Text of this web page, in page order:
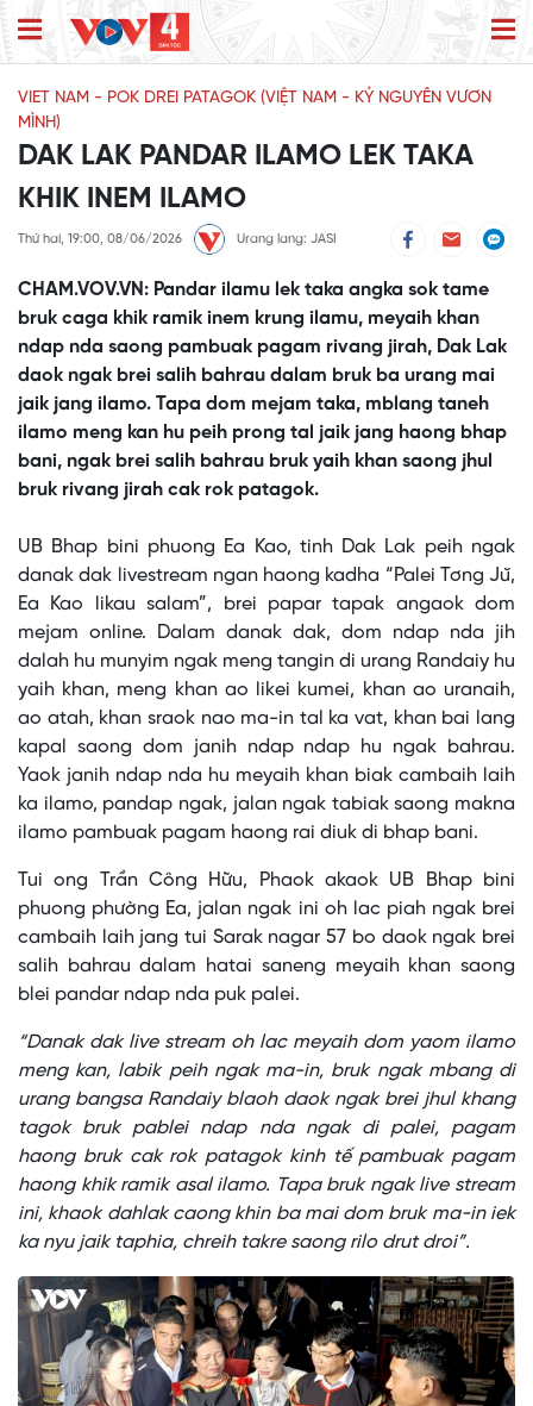
VIET NAM - POK DREI PATAGOK (VIỆT NAM - KỶ NGUYÊN VƯƠN
MÌNH)
DAK LAK PANDAR ILAMO LEK TAKA
KHIK INEM ILAMO
Thứ hai, 19:00, 08/06/2026 Urang lang: JASI
CHAM.VOV.VN: Pandar ilamu lek taka angka sok tame
bruk caga khik ramik inem krung ilamu, meyaih khan
ndap nda saong pambuak pagam rivang jirah, Dak Lak
daok ngak brei salih bahrau dalam bruk ba urang mai
jaik jang ilamo. Tapa dom mejam taka, mblang taneh
ilamo meng kan hu peih prong tal jaik jang haong bhap
bani, ngak brei salih bahrau bruk yaih khan saong jhul
bruk rivang jirah cak rok patagok.
a
modal
No compatible source was found for this media.
UB Bhap bini phuong Ea Kao, tinh Dak Lak peih ngak
danak dak livestream ngan haong kadha “Palei Tơng Jŭ,
Ea Kao likau salam”, brei papar tapak angaok dom
mejam online. Dalam danak dak, dom ndap nda jih
dalah hu munyim ngak meng tangin di urang Randaiy hu
yaih khan, meng khan ao likei kumei, khan ao uranaih,
ao atah, khan sraok nao ma-in tal ka vat, khan bai lang
kapal saong dom janih ndap ndap hu ngak bahrau.
Yaok janih ndap nda hu meyaih khan biak cambaih laih
ka ilamo, pandap ngak, jalan ngak tabiak saong makna
ilamo pambuak pagam haong rai diuk di bhap bani.
Tui ong Trần Công Hữu, Phaok akaok UB Bhap bini
phuong phường Ea, jalan ngak ini oh lac piah ngak brei
cambaih laih jang tui Sarak nagar 57 bo daok ngak brei
salih bahrau dalam hatai saneng meyaih khan saong
blei pandar ndap nda puk palei.
“Danak dak live stream oh lac meyaih dom yaom ilamo
meng kan, labik peih ngak ma-in, bruk ngak mbang di
urang bangsa Randaiy blaoh daok ngak brei jhul khang
tagok bruk pablei ndap nda ngak di palei, pagam
haong bruk cak rok patagok kinh tế pambuak pagam
haong khik ramik asal ilamo. Tapa bruk ngak live stream
ini, khaok dahlak caong khin ba mai dom bruk ma-in iek
ka nyu jaik taphia, chreih takre saong rilo drut droi”.